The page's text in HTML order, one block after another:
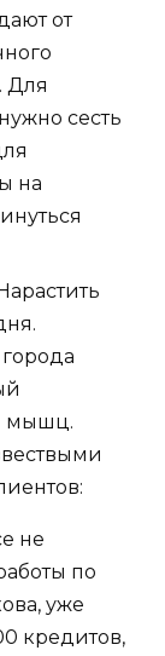
от
Для
сесть
на
мышц.
не
по
уже
кредитов,